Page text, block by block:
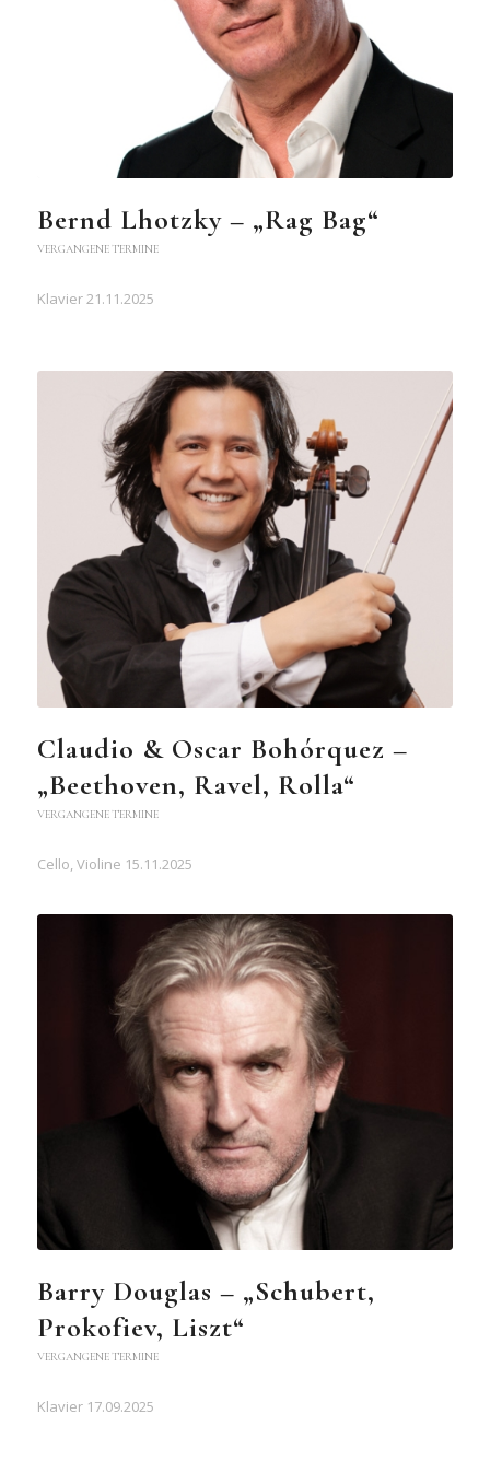
Bernd Lhotzky – „Rag Bag“
VERGANGENE TERMINE
Klavier 21.11.2025
Claudio & Oscar Bohórquez –
„Beethoven, Ravel, Rolla“
VERGANGENE TERMINE
Cello, Violine 15.11.2025
Barry Douglas – „Schubert,
Prokofiev, Liszt“
VERGANGENE TERMINE
Klavier 17.09.2025